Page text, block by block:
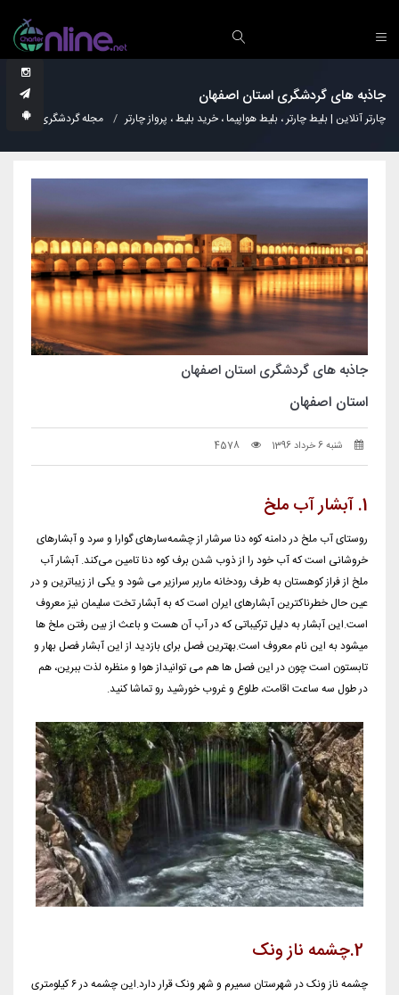
جاذبه های گردشگری استان اصفهان
چارتر آنلاین | بلیط چارتر ، بلیط هواپیما ، خرید بلیط ، پرواز چارتر مجله گردشگری
جاذبه های گردشگری استان اصفهان
استان اصفهان
شنبه 6 خرداد 1396 4578
1. آبشار آب ملخ
روستای آب ملخ در دامنه کوه دنا سرشار از چشمه‌سارهای گوارا و سرد و آبشارهای
خروشانی است که آب خود را از ذوب شدن برف کوه دنا تامین می‌کند. آبشار آب
ملخ از فراز کوهستان به طرف رودخانه ماربر سرازیر می شود و یکی از زیباترین و در
عین حال خطرناکترین آبشارهای ایران است که به آبشار تخت سلیمان نیز معروف
است.این آبشار به دلیل ترکیباتی که در آب آن هست و باعث از بین رفتن ملخ ها
میشود به این نام معروف است.بهترین فصل برای بازدید از این آبشار فصل بهار و
تابستون است چون در این فصل ها هم می توانیداز هوا و منظره لذت ببرین، هم
در طول سه ساعت اقامت، طلوع و غروب خورشید رو تماشا کنید.
2.چشمه ناز ونک
چشمه ناز ونک در شهرستان سمیرم و شهر ونک قرار دارد.این چشمه در ۶ کیلومتری